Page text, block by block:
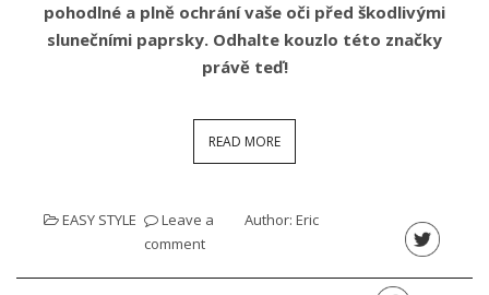
pohodlné a plně ochrání vaše oči před škodlivými
slunečními paprsky. Odhalte kouzlo této značky
právě teď!
READ MORE
EASY STYLE
Leave a
comment
Author: Eric